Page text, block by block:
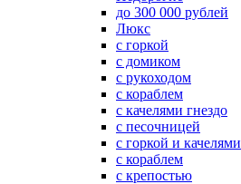
до 300 000 рублей
Люкс
с горкой
с домиком
с рукоходом
с кораблем
с качелями гнездо
с песочницей
с горкой и качелями
с кораблем
с крепостью